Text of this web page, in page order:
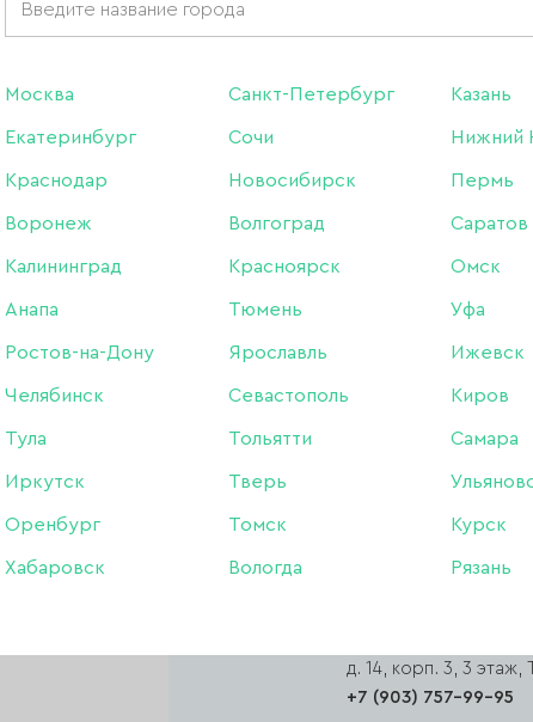
Москва Санкт-Петербург Казань
Екатеринбург Сочи Нижний
Краснодар Новосибирск Пермь
Воронеж Волгоград Саратов
Калининград Красноярск Омск
Анапа Тюмень Уфа
Ростов-на-Дону Ярославль Ижевск
Челябинск Севастополь Киров
Тула Тольятти Самара
Иркутск Тверь
Оренбург Томск Курск
Хабаровск Вологда Рязань
Гель Fluid
Tint To Tint
690 ₽
В наличии в интернет-
Наличие в
«Интернет-
д. 14, корп. 3, 3 этаж,
+7 (903) 757-99-95